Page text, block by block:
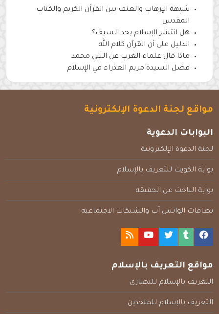
شبهة الإرهاب والعنف بين القرآن الكريم والكتاب
المقدس
هل انتشر الإسلام بحد السيف؟
الدليل على أن القرآن كلام الله
ماذا قال علماء الغرب عن النبي محمد
فضل السيدة مريم العذراء في الإسلام
مواقع لجنة الدعوة الإلكترونية
البوابات الدعوية
لجنة الدعوة الإلكترونية
بوابة الكويت للتعريف بالإسلام
بوابة الباحث عن الحقيقة
بطاقات الواتس آب والشبكات الاجتماعية
مواقع التعريف بالإسلام
التعريف بالإسلام للنصارى
التعريف بالإسلام للملحدين